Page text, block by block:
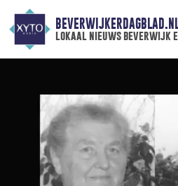
lokaal nieuws beverwijk